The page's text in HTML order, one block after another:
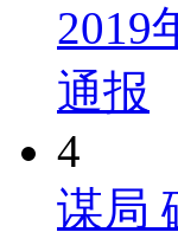
2019
通报
4
谋局